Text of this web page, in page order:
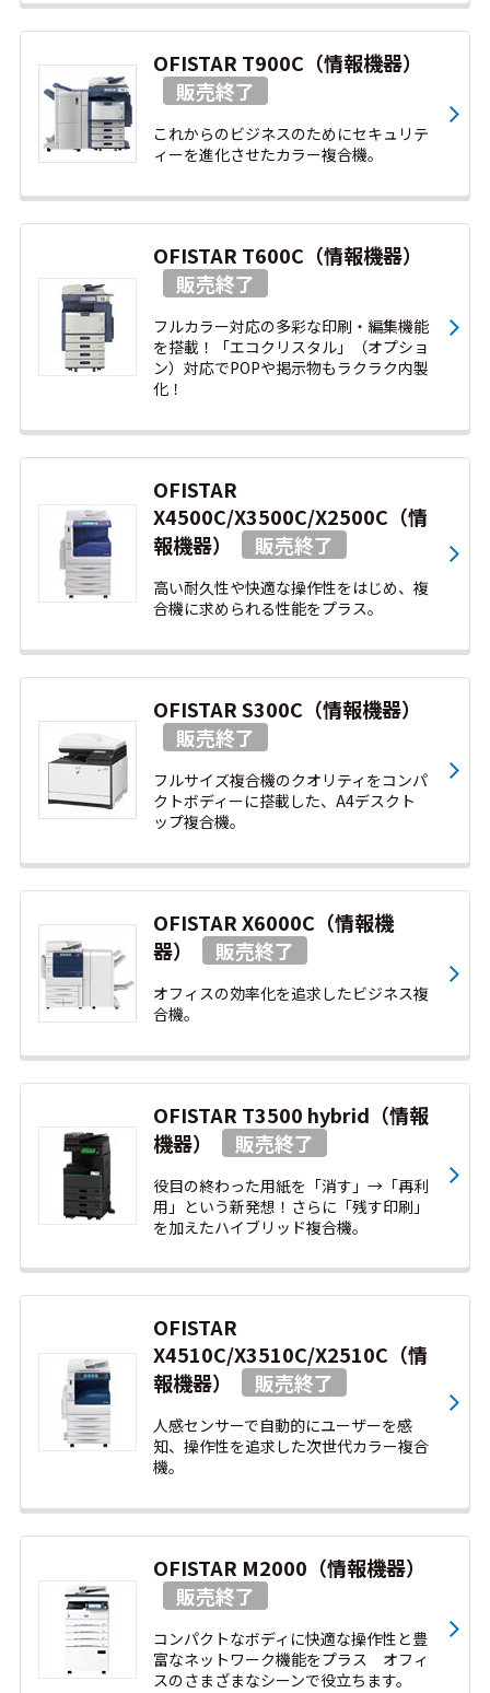
OFISTAR T900C（情報機器）
これからのビジネスのためにセキュリテ
ィーを進化させたカラー複合機。
OFISTAR T600C（情報機器）
フルカラー対応の多彩な印刷・編集機能
を搭載！「エコクリスタル」（オプショ
ン）対応でPOPや掲示物もラクラク内製
化！
OFISTAR
X4500C/X3500C/X2500C（情
報機器）
高い耐久性や快適な操作性をはじめ、複
合機に求められる性能をプラス。
OFISTAR S300C（情報機器）
フルサイズ複合機のクオリティをコンパ
クトボディーに搭載した、A4デスクト
ップ複合機。
OFISTAR X6000C（情報機
器）
オフィスの効率化を追求したビジネス複
合機。
OFISTAR T3500 hybrid（情報
機器）
役目の終わった用紙を「消す」→「再利
用」という新発想！さらに「残す印刷」
を加えたハイブリッド複合機。
OFISTAR
X4510C/X3510C/X2510C（情
報機器）
人感センサーで自動的にユーザーを感
知、操作性を追求した次世代カラー複合
機。
OFISTAR M2000（情報機器）
コンパクトなボディに快適な操作性と豊
富なネットワーク機能をプラス オフィ
スのさまざまなシーンで役立ちます。